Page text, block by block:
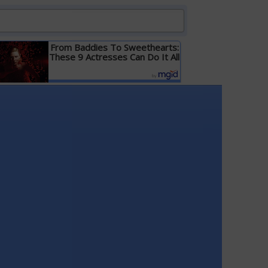
From Baddies To Sweethearts:
These 9 Actresses Can Do It All
Детальніше